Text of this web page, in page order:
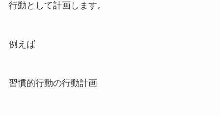
行動として計画します。
例えば
習慣的行動の行動計画